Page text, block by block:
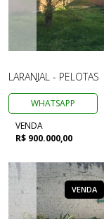
LARANJAL - PELOTAS
WHATSAPP
VENDA
R$ 900.000,00
VENDA